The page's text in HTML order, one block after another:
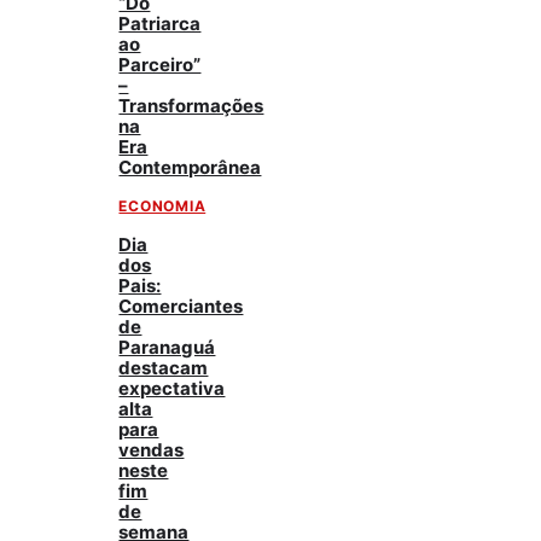
Patriarca
ao
Parceiro”
–
Transformações
na
Era
Contemporânea
ECONOMIA
Dia
dos
Pais:
Comerciantes
de
Paranaguá
destacam
expectativa
alta
para
vendas
neste
fim
de
semana